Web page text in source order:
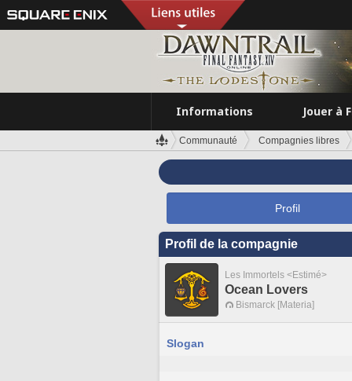
Informations Jouer à
Communauté Compagnies libres
Profil
Profil de la compagnie
Les Immortels <Estimé>
Ocean Lovers
Bismarck [Materia]
Slogan